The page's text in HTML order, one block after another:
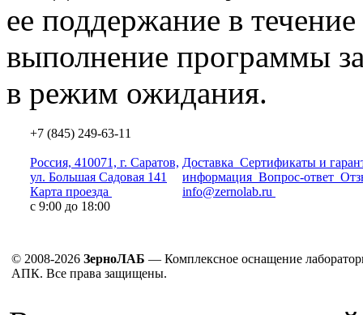
ее поддержание в
выполнение программы
в режим ожидания.
+7 (845) 249-63-11
Россия, 410071, г. Саратов,
ул. Большая Садовая 141
Карта проезда
с 9:00 до 18:00
Доставка Сертификаты и
информация Вопрос-ответ
info@zernolab.ru
© 2008-2026 ЗерноЛАБ — Комплексное оснащение
АПК. Все права защищены.